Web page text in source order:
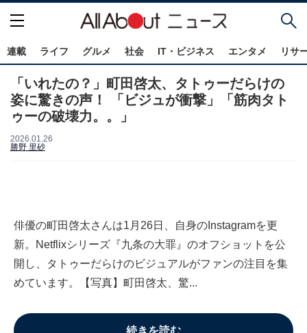
連載 ライフ グルメ 社会 IT・ビジネス エンタメ リサ
「いれたの？」町田啓太、タトゥーだらけの
姿に驚きの声！ 「ビジュが衝撃」「筋肉タト
ゥーの破壊力。。」
2026.01.26
勝野 里砂
俳優の町田啓太さんは1月26日、自身のInstagramを更
新。Netflixシリーズ『九条の大罪』のオフショットを公
開し、タトゥーだらけのビジュアルがファンの注目を集
めています。【写真】町田啓太、驚...
続きを読む